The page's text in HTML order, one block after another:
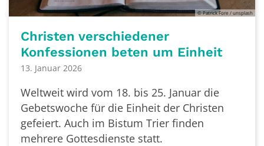
© Patrick Fore / unsplash
Christen verschiedener
Konfessionen beten um Einheit
13. Januar 2026
Weltweit wird vom 18. bis 25. Januar die
Gebetswoche für die Einheit der Christen
gefeiert. Auch im Bistum Trier finden
mehrere Gottesdienste statt.